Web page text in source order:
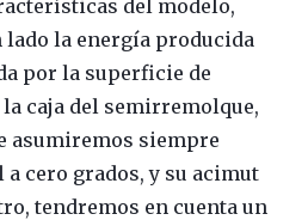
del modelo,
la energía producida
por la superficie de
caja del semirremolque,
asumiremos siempre
cero grados, y su acimut
tendremos en cuenta un